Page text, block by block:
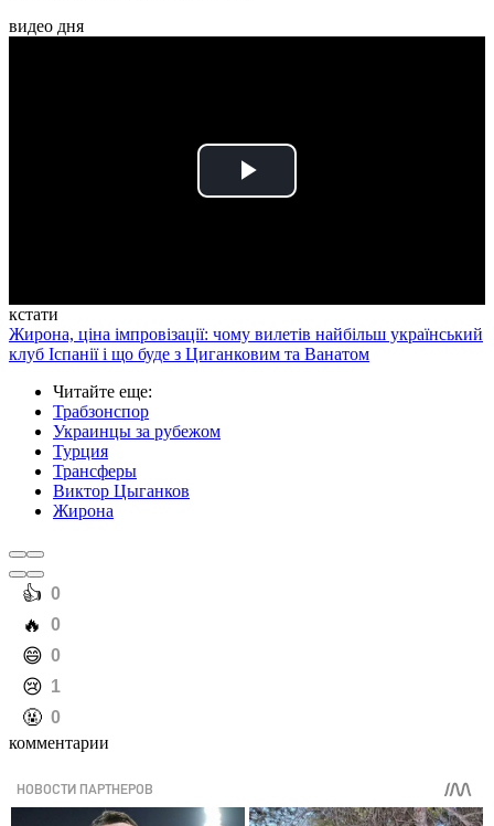
видео дня
Play
кстати
Жирона, ціна імпровізації: чому вилетів найбільш український
клуб Іспанії і що буде з Циганковим та Ванатом
Читайте еще:
Трабзонспор
Украинцы за рубежом
Турция
Трансферы
Виктор Цыганков
Жирона
️👍 0
️🔥 0
️😄 0
️😢 1
️🤬 0
комментарии